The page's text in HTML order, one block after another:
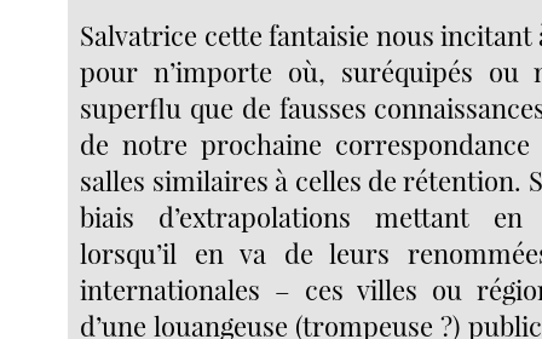
Salvatrice cette fantaisie nous
pour n’importe où, suréquipés ou
superflu que de fausses
de notre prochaine correspondance
salles similaires à celles de rétention.
biais d’extrapolations mettant
lorsqu’il en va de leurs
internationales – ces villes ou
d’une louangeuse (trompeuse ?)